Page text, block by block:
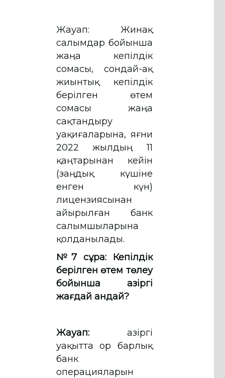
Жауап: Жинақ
салымдар бойынша
жаңа кепілдік
сомасы, сондай-ақ
жиынтық кепілдік
берілген өтем
сомасы жаңа
сақтандыру
уақиғаларына, яғни
2022 жылдың 11
қаңтарынан кейін
(заңдық күшіне
енген күн)
лицензиясынан
айырылған банк
салымшыларына
қолданылады.
№7 сұрақ:Кепілдік
берілген өтем төлеу
бойынша қазіргі
жағдай қандай?
Жауап: Қазіргі
уақытта Қор барлық
банк
операцияларын